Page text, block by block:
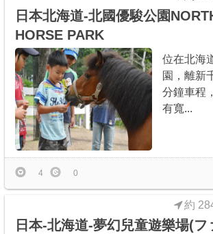
討論區
聯絡我們
APP下載
日本北海道-北國優駿公園
HORSE PARK
位在北海
園，離新
分鐘車程
有寬...
4 0
約
日本-北海道-夢幻兒童遊樂場(フ